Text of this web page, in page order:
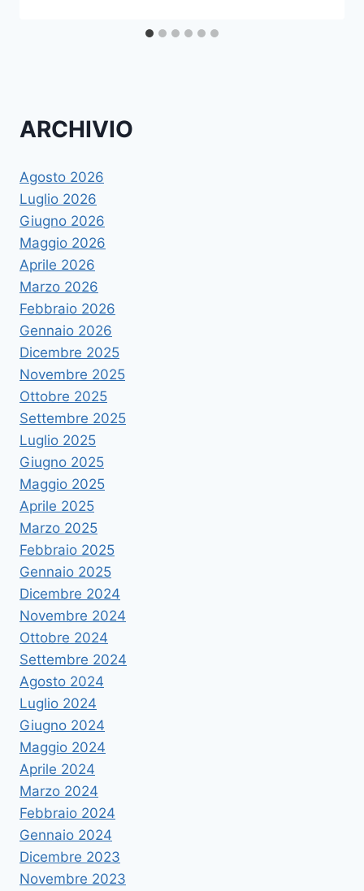
ARCHIVIO
Agosto 2026
Luglio 2026
Giugno 2026
Maggio 2026
Aprile 2026
Marzo 2026
Febbraio 2026
Gennaio 2026
Dicembre 2025
Novembre 2025
Ottobre 2025
Settembre 2025
Luglio 2025
Giugno 2025
Maggio 2025
Aprile 2025
Marzo 2025
Febbraio 2025
Gennaio 2025
Dicembre 2024
Novembre 2024
Ottobre 2024
Settembre 2024
Agosto 2024
Luglio 2024
Giugno 2024
Maggio 2024
Aprile 2024
Marzo 2024
Febbraio 2024
Gennaio 2024
Dicembre 2023
Novembre 2023